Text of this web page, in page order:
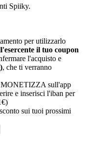
Spiiky.
per utilizzarlo
il tuo coupon
l'acquisto e
, che ti verranno
MONETIZZA sull'app
e inserisci l'iban per
sui tuoi prossimi